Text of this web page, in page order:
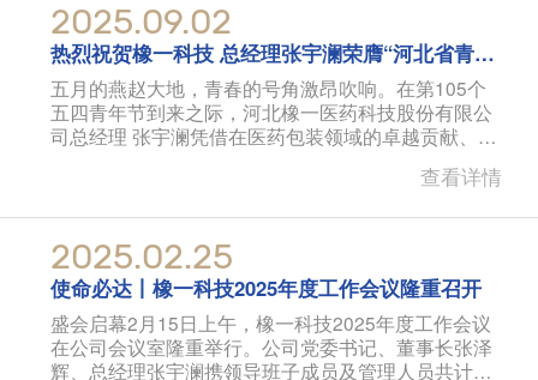
2025.09.02
热烈祝贺橡一科技 总经理张宇澜荣膺“河北省青年
五四奖章”
五月的燕赵大地，青春的号角激昂吹响。在第105个
五四青年节到来之际，河北橡一医药科技股份有限公
司总经理 张宇澜凭借在医药包装领域的卓越贡献、科
查看详情
2025.02.25
使命必达丨橡一科技2025年度工作会议隆重召开
盛会启幕2月15日上午，橡一科技2025年度工作会议
在公司会议室隆重举行。公司党委书记、董事长张泽
辉、总经理张宇澜携领导班子成员及管理人员共计